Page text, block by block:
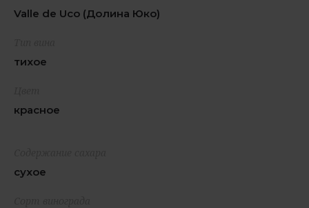
Valle de Uco (Долина Юко)
тихое
красное
сухое